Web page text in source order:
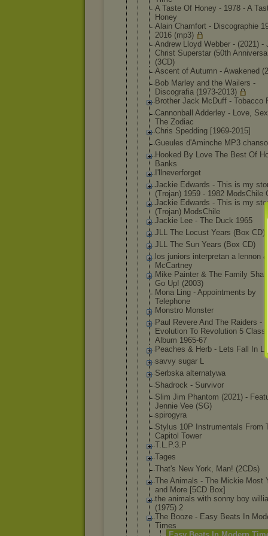
A Taste Of Honey - 1978 - A
Honey
Alain Chamfort - Discographie
2016 (mp3)
Andrew Lloyd Webber - (2021) -
Christ Superstar (50th
(3CD)
Ascent of Autumn - Awakened
Bob Marley and the Wailers -
Discografia (1973-2013)
Brother Jack McDuff - Tobacco
Cannonball Adderley - Love,
The Zodiac
Chris Spedding [1969-2015]
Gueules d'Aminche MP3
Hooked By Love The Best Of
Banks
I'llneverforget
Jackie Edwards - This is my
(Trojan) 1959 - 1982 ModsChile
Jackie Edwards - This is my
(Trojan) ModsChile
Jackie Lee - The Duck 1965
JLL The Locust Years (Box CD)
JLL The Sun Years (Box CD)
los juniors interpretan a lennon &
McCartney
Mike Painter & The Family
Go Up! (2003)
Mona Ling - Appointments by
Telephone
Monstro Monster
Paul Revere And The Raiders -
Evolution To Revolution 5 Classic
Album 1965-67
Peaches & Herb - Lets Fall In
savvy sugar L
Serbska alternatywa
Shadrock - Survivor
Slim Jim Phantom (2021) -
Jennie Vee (SG)
spirogyra
Stylus 10P Instrumenta ls From
Capitol Tower
T.L.P.3.P
Tages
That's New York, Man! (2CDs)
The Animals - The Mickie Most
and More [5CD Box]
the animals with sonny boy
(1975) 2
The Booze - Easy Beats In
Times